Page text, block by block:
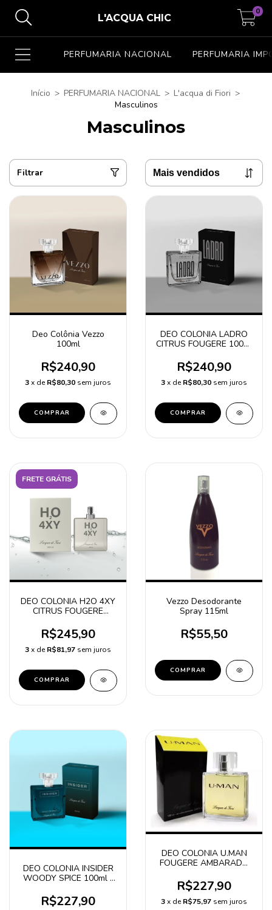
L'ACQUA CHIC
0
PERFUMARIA NACIONAL PERFUMARIA
Início > PERFUMARIA NACIONAL > L'acqua di Fiori >
Masculinos
Masculinos
Filtrar
Deo Colônia Vezzo
100ml
R$240,90
3x deR$80,30 sem juros
DEO COLONIA LADRO
CITRUS FOUGERE 100ml
R$240,90
3x deR$80,30 sem juros
FRETE GRÁTIS
DEO COLONIA H2O 4XY
CITRUS FOUGERE
R$245,90
3x deR$81,97 sem juros
Vezzo Desodorante
Spray 115ml
R$55,50
DEO COLONIA INSIDER
WOODY SPICE 100ml -
R$227,90
DEO COLONIA U.MAN
FOUGERE AMBARADO
R$227,90
3x deR$75,97 sem juros